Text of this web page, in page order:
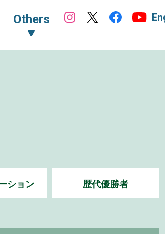
Others
ション 歴代優勝者